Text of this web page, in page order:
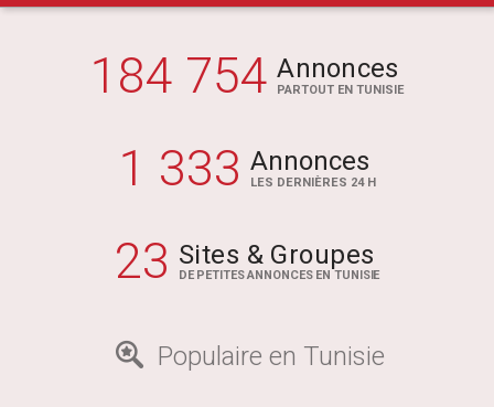
23 Sites & Groupes
DE PETITES ANNONCES EN TUNISIE
184 754 Annonces
PARTOUT EN TUNISIE
1 333 Annonces
LES DERNIÈRES 24 H
Populaire en Tunisie